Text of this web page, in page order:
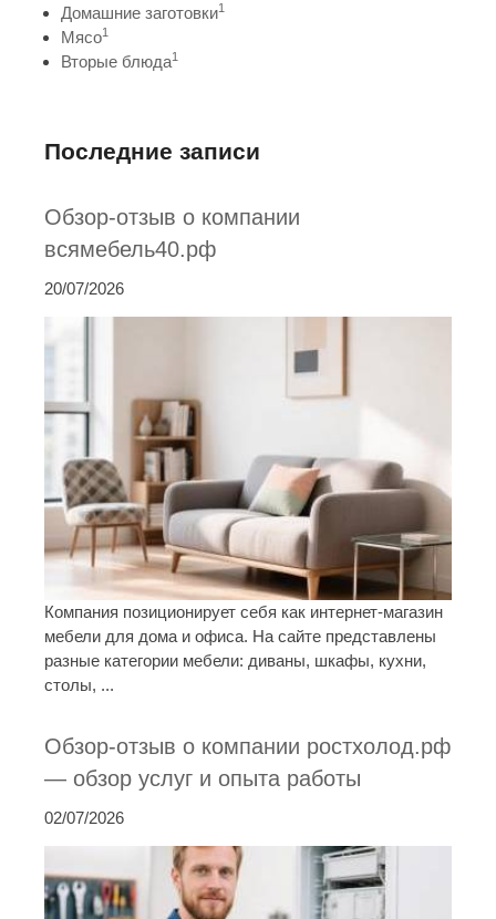
Домашние заготовки1
Мясо1
Вторые блюда1
Последние записи
Обзор-отзыв о компании
всямебель40.рф
20/07/2026
Компания позиционирует себя как интернет-магазин
мебели для дома и офиса. На сайте представлены
разные категории мебели: диваны, шкафы, кухни,
столы, ...
Обзор-отзыв о компании ростхолод.рф
— обзор услуг и опыта работы
02/07/2026